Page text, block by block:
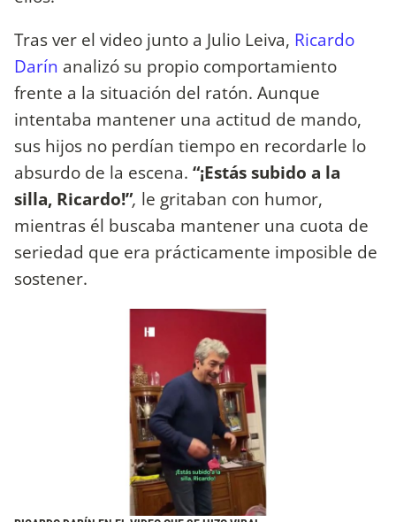
Tras ver el video junto a Julio Leiva, Ricardo
Darín analizó su propio comportamiento
frente a la situación del ratón. Aunque
intentaba mantener una actitud de mando,
sus hijos no perdían tiempo en recordarle lo
absurdo de la escena. “¡Estás subido a la
silla, Ricardo!”, le gritaban con humor,
mientras él buscaba mantener una cuota de
seriedad que era prácticamente imposible de
sostener.